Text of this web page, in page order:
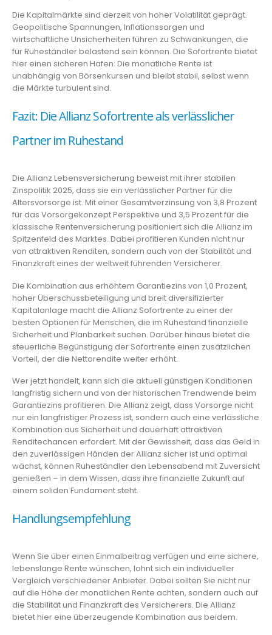
Die Kapitalmärkte sind derzeit von hoher Volatilität geprägt.
Geopolitische Spannungen, Inflationssorgen und
wirtschaftliche Unsicherheiten führen zu Schwankungen, die
für Ruheständler belastend sein können. Die Sofortrente bietet
hier einen sicheren Hafen: Die monatliche Rente ist
unabhängig von Börsenkursen und bleibt stabil, selbst wenn
die Märkte turbulent sind.
Fazit: Die Allianz Sofortrente als verlässlicher
Partner im Ruhestand
Die Allianz Lebensversicherung beweist mit ihrer stabilen
Zinspolitik 2025, dass sie ein verlässlicher Partner für die
Altersvorsorge ist. Mit einer Gesamtverzinsung von 3,8 Prozent
für das Vorsorgekonzept Perspektive und 3,5 Prozent für die
klassische Rentenversicherung positioniert sich die Allianz im
Spitzenfeld des Marktes. Dabei profitieren Kunden nicht nur
von attraktiven Renditen, sondern auch von der Stabilität und
Finanzkraft eines der weltweit führenden Versicherer.
Die Kombination aus erhöhtem Garantiezins von 1,0 Prozent,
hoher Überschussbeteiligung und breit diversifizierter
Kapitalanlage macht die Allianz Sofortrente zu einer der
besten Optionen für Menschen, die im Ruhestand finanzielle
Sicherheit und Planbarkeit suchen. Darüber hinaus bietet die
steuerliche Begünstigung der Sofortrente einen zusätzlichen
Vorteil, der die Nettorendite weiter erhöht.
Wer jetzt handelt, kann sich die aktuell günstigen Konditionen
langfristig sichern und von der historischen Trendwende beim
Garantiezins profitieren. Die Allianz zeigt, dass Vorsorge nicht
nur ein langfristiger Prozess ist, sondern auch eine verlässliche
Kombination aus Sicherheit und dauerhaft attraktiven
Renditechancen erfordert. Mit der Gewissheit, dass das Geld in
den zuverlässigen Händen der Allianz sicher ist und optimal
wächst, können Ruheständler den Lebensabend mit Zuversicht
genießen – in dem Wissen, dass ihre finanzielle Zukunft auf
einem soliden Fundament steht.
Handlungsempfehlung
Wenn Sie über einen Einmalbeitrag verfügen und eine sichere,
lebenslange Rente wünschen, lohnt sich ein individueller
Vergleich verschiedener Anbieter. Dabei sollten Sie nicht nur
auf die Höhe der monatlichen Rente achten, sondern auch auf
die Stabilität und Finanzkraft des Versicherers. Die Allianz
bietet hier eine überzeugende Kombination aus beidem.